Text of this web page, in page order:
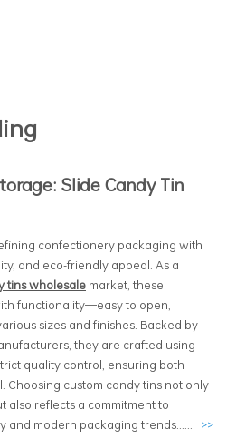
Slide Candy Tin
confectionery packaging with
and eco-friendly appeal. As a
tins wholesale market, these
functionality—easy to open,
sizes and finishes. Backed by
they are crafted using
quality control, ensuring both
Choosing custom candy tins not only
also reflects a commitment to
and modern packaging trends...... >>